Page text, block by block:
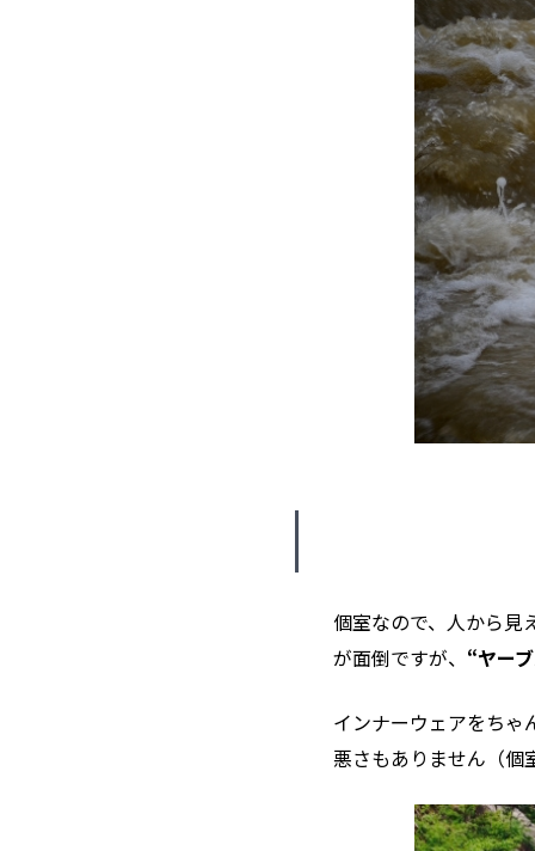
個室なので、人から見
が面倒ですが、 “ヤー
インナーウェアをちゃ
悪さもありません（個